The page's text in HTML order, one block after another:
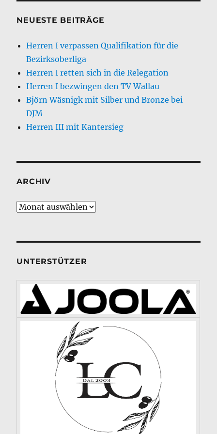
NEUESTE BEITRÄGE
Herren I verpassen Qualifikation für die
Bezirksoberliga
Herren I retten sich in die Relegation
Herren I bezwingen den TV Wallau
Björn Wäsnigk mit Silber und Bronze bei
DJM
Herren III mit Kantersieg
ARCHIV
Archiv
UNTERSTÜTZER